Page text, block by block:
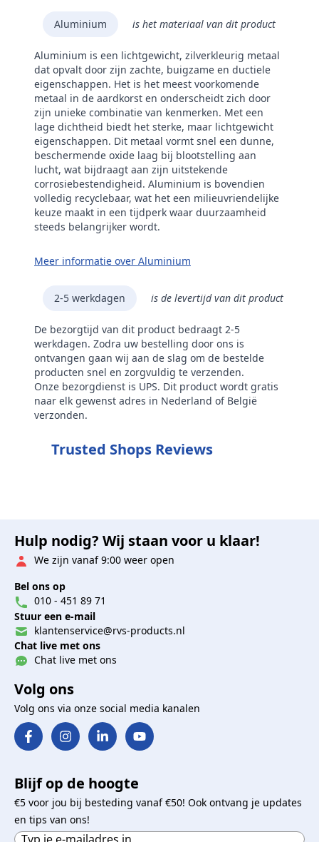
Aluminium is het materiaal van dit product
Aluminium is een lichtgewicht, zilverkleurig metaal
dat opvalt door zijn zachte, buigzame en ductiele
eigenschappen. Het is het meest voorkomende
metaal in de aardkorst en onderscheidt zich door
zijn unieke combinatie van kenmerken. Met een
lage dichtheid biedt het sterke, maar lichtgewicht
eigenschappen. Dit metaal vormt snel een dunne,
beschermende oxide laag bij blootstelling aan
lucht, wat bijdraagt aan zijn uitstekende
corrosiebestendigheid. Aluminium is bovendien
volledig recyclebaar, wat het een milieuvriendelijke
keuze maakt in een tijdperk waar duurzaamheid
steeds belangrijker wordt.
Meer informatie over Aluminium
2-5 werkdagen is de levertijd van dit product
De bezorgtijd van dit product bedraagt 2-5
werkdagen. Zodra uw bestelling door ons is
ontvangen gaan wij aan de slag om de bestelde
producten snel en zorgvuldig te verzenden.
Onze bezorgdienst is UPS. Dit product wordt gratis
naar elk gewenst adres in Nederland of België
verzonden.
Trusted Shops Reviews
Hulp nodig? Wij staan voor u klaar!
We zijn vanaf 9:00 weer open
Bel ons op
010 - 451 89 71
Stuur een e-mail
klantenservice@rvs-products.nl
Chat live met ons
Chat live met ons
Volg ons
Volg ons via onze social media kanalen
Blijf op de hoogte
€5 voor jou bij besteding vanaf €50! Ook ontvang je updates
en tips van ons!